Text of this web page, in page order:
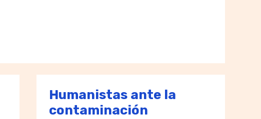
Humanistas ante la
contaminación